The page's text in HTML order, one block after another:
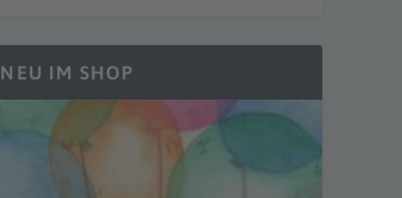
NEU IM SHOP